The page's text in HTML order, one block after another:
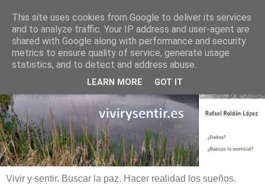
Vivir y sentir. Buscar la paz. Hacer realidad los sueños.
This site uses cookies from Google to deliver its services
and to analyze traffic. Your IP address and user-agent are
shared with Google along with performance and security
metrics to ensure quality of service, generate usage
statistics, and to detect and address abuse.
LEARN MORE GOT IT